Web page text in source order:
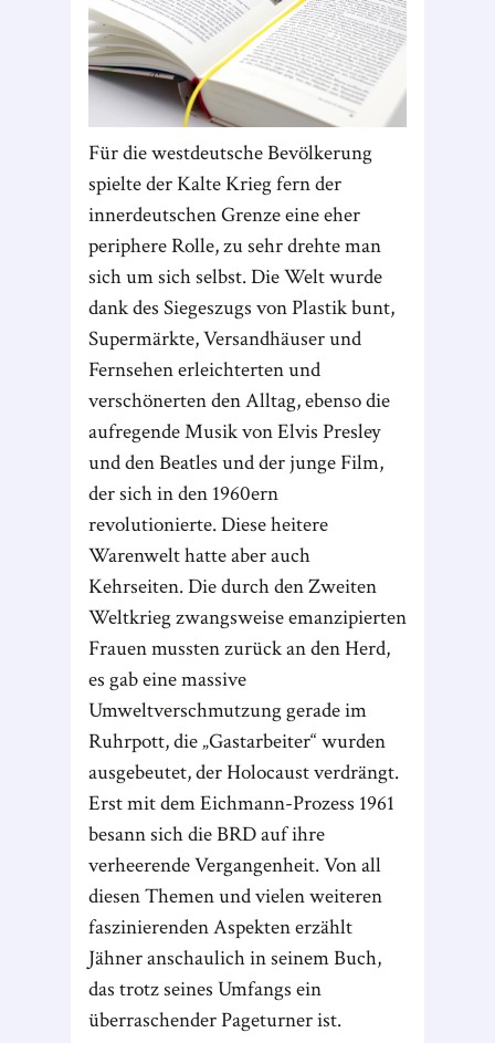
Für die westdeutsche Bevölkerung
spielte der Kalte Krieg fern der
innerdeutschen Grenze eine eher
periphere Rolle, zu sehr drehte man
sich um sich selbst. Die Welt wurde
dank des Siegeszugs von Plastik bunt,
Supermärkte, Versandhäuser und
Fernsehen erleichterten und
verschönerten den Alltag, ebenso die
aufregende Musik von Elvis Presley
und den Beatles und der junge Film,
der sich in den 1960ern
revolutionierte. Diese heitere
Warenwelt hatte aber auch
Kehrseiten. Die durch den Zweiten
Weltkrieg zwangsweise emanzipierten
Frauen mussten zurück an den Herd,
es gab eine massive
Umweltverschmutzung gerade im
Ruhrpott, die „Gastarbeiter“ wurden
ausgebeutet, der Holocaust verdrängt.
Erst mit dem Eichmann-Prozess 1961
besann sich die BRD auf ihre
verheerende Vergangenheit. Von all
diesen Themen und vielen weiteren
faszinierenden Aspekten erzählt
Jähner anschaulich in seinem Buch,
das trotz seines Umfangs ein
überraschender Pageturner ist.